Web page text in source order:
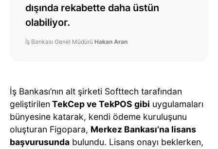
dışında rekabette daha üstün
olabiliyor.
İş Bankası Genel Müdürü Hakan Aran
İş Bankası’nın alt şirketi Softtech tarafından
geliştirilen TekCep ve TekPOS gibi uygulamaları
bünyesine katarak, kendi ödeme kuruluşunu
oluşturan Figopara, Merkez Bankası’na lisans
başvurusunda bulundu. Lisans onayı beklerken,